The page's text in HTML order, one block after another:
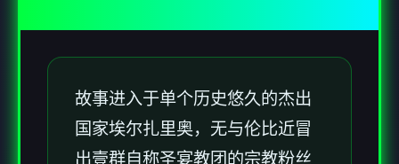
故事进入于单个历史悠久的杰出
国家埃尔扎里奥，无与伦比近冒
出壹群自称圣宴教团的宗教粉丝